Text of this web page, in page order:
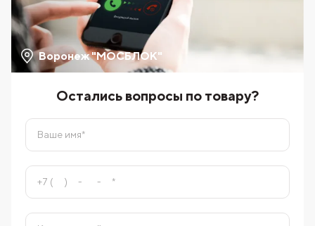
Воронеж "МОСБЛОК"
Остались вопросы по товару?